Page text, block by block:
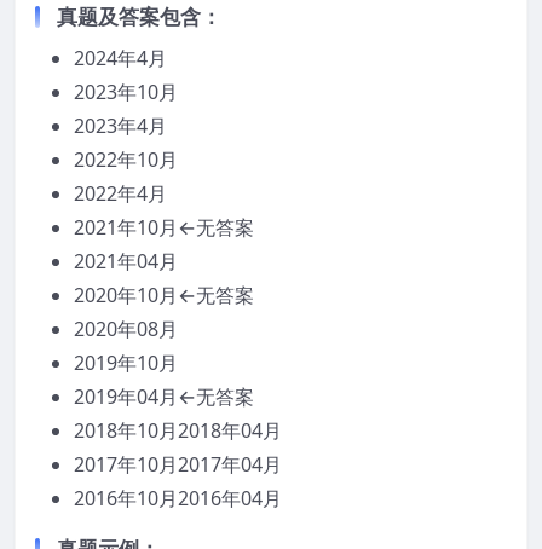
真题及答案包含：
2024年4月
2023年10月
2023年4月
2022年10月
2022年4月
2021年10月←无答案
2021年04月
2020年10月←无答案
2020年08月
2019年10月
2019年04月←无答案
2018年10月2018年04月
2017年10月2017年04月
2016年10月2016年04月